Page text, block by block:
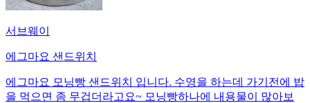
서브웨이
에그마요 샌드위치
에그마요 모닝빵 샌드위치 입니다. 수영을 하는데 가기전에 밥
을 먹으면 좀 무겁더라고요~ 모닝빵하나에 내용물이 많아보